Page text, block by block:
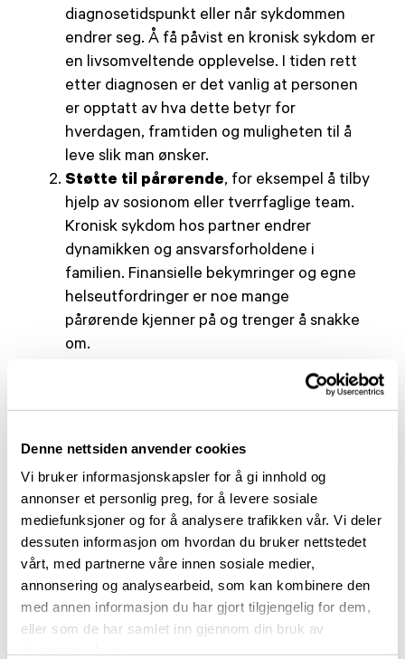
Denne nettsiden anvender cookies
Vi bruker informasjonskapsler for å gi innhold og
annonser et personlig preg, for å levere sosiale
mediefunksjoner og for å analysere trafikken vår. Vi deler
dessuten informasjon om hvordan du bruker nettstedet
vårt, med partnerne våre innen sosiale medier,
annonsering og analysearbeid, som kan kombinere den
med annen informasjon du har gjort tilgjengelig for dem,
eller som de har samlet inn gjennom din bruk av
diagnosetidspunkt eller når sykdommen
endrer seg. Å få påvist en kronisk sykdom er
en livsomveltende opplevelse. I tiden rett
etter diagnosen er det vanlig at personen
er opptatt av hva dette betyr for
hverdagen, framtiden og muligheten til å
leve slik man ønsker.
Støtte til pårørende, for eksempel å tilby
hjelp av sosionom eller tverrfaglige team.
Kronisk sykdom hos partner endrer
dynamikken og ansvarsforholdene i
familien. Finansielle bekymringer og egne
helseutfordringer er noe mange
pårørende kjenner på og trenger å snakke
om.
som smerte, depresjon og
blæreforstyrrelser er viktig, fordi det ofte er
livskvaliteten. Slike temaer bør tas opp
jevnlig gjennom hele sykdomsforløpet.
Behovene er ulike fra person til person og
kan endre seg underveis, så de palliative
perspektivene må tilpasses den enkelte og
justeres når situasjonen endrer seg. Det
viktigste spørsmålet blir derfor: Hva trenger
personen med parkinson å snakke om